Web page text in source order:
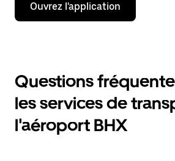
Ouvrez l'application
Questions
les services de
l'aéroport BHX